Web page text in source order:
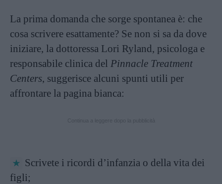
La prima domanda che sorge spontanea è: che
cosa scrivere esattamente? Se non si sa da dove
iniziare, la dottoressa Lori Ryland, psicologa e
responsabile clinica del Pinnacle Treatment
Centers, suggerisce alcuni spunti utili per
affrontare la pagina bianca:
Scrivete i ricordi d’infanzia o della vita dei
figli;